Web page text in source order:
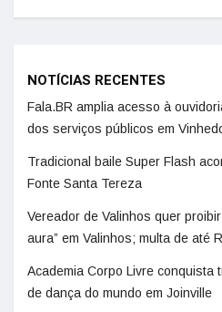
NOTÍCIAS RECENTES
Fala.BR amplia acesso à
dos serviços públicos em
Tradicional baile Super Flash
Fonte Santa Tereza
Vereador de Valinhos quer
aura” em Valinhos; multa de até
Academia Corpo Livre conquista
de dança do mundo em Joinville